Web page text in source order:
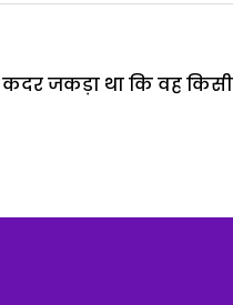
जकड़ा था कि वह